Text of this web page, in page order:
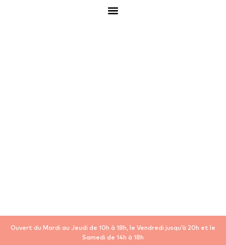
Ouvert du Mardi au Jeudi de 10h à 18h, le Vendredi jusqu’à 20h et le
Samedi de 14h à 18h